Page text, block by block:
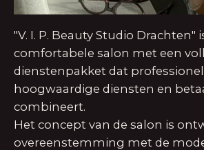
"V. I. P. Beauty Studio Drachten"
comfortabele salon met een
dienstenpakket dat
hoogwaardige diensten en
combineert.
Het concept van de salon is
overeenstemming met de